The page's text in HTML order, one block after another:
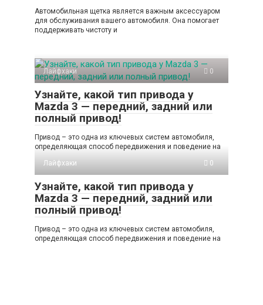
Автомобильная щетка является важным аксессуаром
для обслуживания вашего автомобиля. Она помогает
поддерживать чистоту и
Лайфхаки 0
Узнайте, какой тип привода у
Mazda 3 — передний, задний или
полный привод!
Привод – это одна из ключевых систем автомобиля,
определяющая способ передвижения и поведение на
Лайфхаки
0
Узнайте, какой тип привода у
Mazda 3 — передний, задний или
полный привод!
Привод – это одна из ключевых систем автомобиля,
определяющая способ передвижения и поведение на